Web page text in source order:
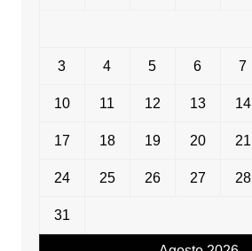
3 4 5 6 7
10 11 12 13 14
17 18 19 20 21
24 25 26 27 28
31